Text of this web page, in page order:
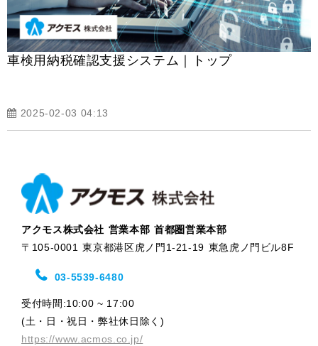
お問い合わせ
車検用納税確認支援システム｜トップ
2025-02-03 04:13
アクモス株式会社 営業本部 首都圏営業本部
〒105-0001 東京都港区虎ノ門1-21-19 東急虎ノ門ビル8F
03-5539-6480
受付時間:10:00 ~ 17:00
(土・日・祝日・弊社休日除く)
https://www.acmos.co.jp/